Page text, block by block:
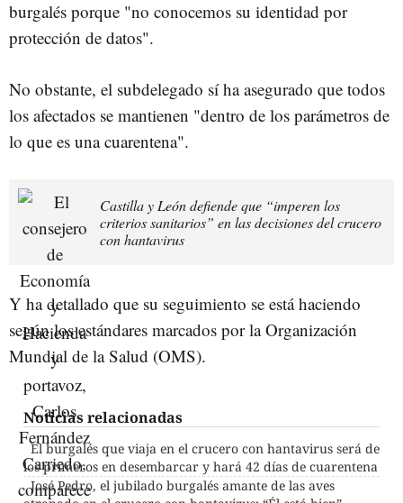
burgalés porque "no conocemos su identidad por
protección de datos".
No obstante, el subdelegado sí ha asegurado que todos
los afectados se mantienen "dentro de los parámetros de
lo que es una cuarentena".
Castilla y León defiende que “imperen los
criterios sanitarios” en las decisiones del crucero
con hantavirus
Y ha detallado que su seguimiento se está haciendo
según los estándares marcados por la Organización
Mundial de la Salud (OMS).
Noticias relacionadas
El burgalés que viaja en el crucero con hantavirus será de
los primeros en desembarcar y hará 42 días de cuarentena
José Pedro, el jubilado burgalés amante de las aves